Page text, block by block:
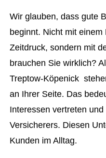
Wir glauben, dass gute
beginnt. Nicht mit
Zeitdruck, sondern mit
brauchen Sie wirklich?
Treptow-Köpenick
an Ihrer Seite. Das
Interessen vertreten
Versicherers. Diesen
Kunden im Alltag.